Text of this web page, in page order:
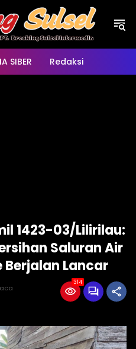
SIBER Redaksi
1423-03/Lilirilau:
Saluran Air
Berjalan Lancar
314